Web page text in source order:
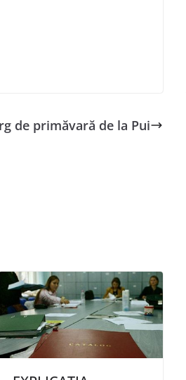
de primăvară de la Pui